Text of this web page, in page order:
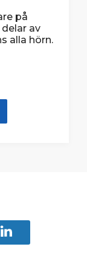
på
av
alla hörn.